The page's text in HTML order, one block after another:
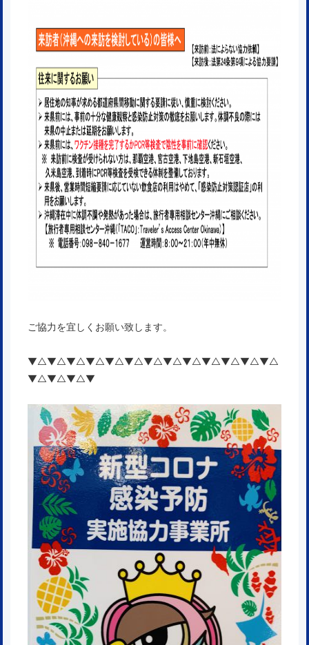
ご協力を宜しくお願い致します。
▼△▼△▼△▼△▼△▼△▼△▼△▼△▼△▼△▼△▼△
▼△▼△▼△▼